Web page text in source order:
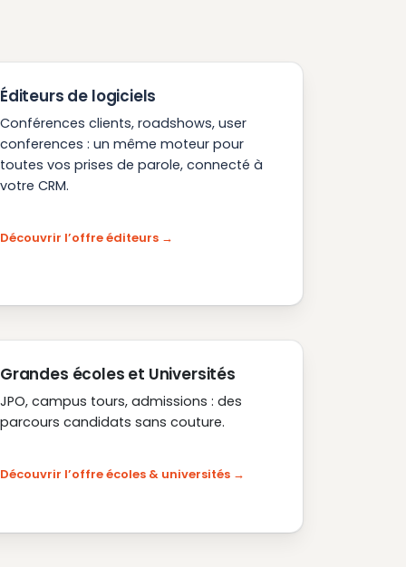
Éditeurs de logiciels
Conférences clients, roadshows, user
conferences : un même moteur pour
toutes vos prises de parole, connecté à
votre CRM.
Découvrir l’offre éditeurs
Grandes écoles et Universités
JPO, campus tours, admissions : des
parcours candidats sans couture.
Découvrir l’offre écoles & universités